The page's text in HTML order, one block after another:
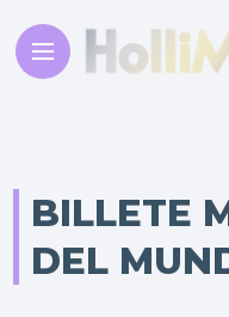
BILLETE
DEL